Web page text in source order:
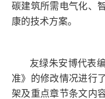
碳建筑所需电气化、
康的技术方案。
友绿朱安博代表编
准》的修改情况进行
架及重点章节条文内